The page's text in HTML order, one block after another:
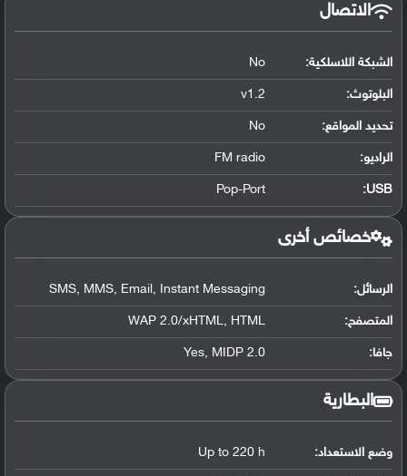
الاتصال
الشبكة اللاسلكية: No
البلوتوث:
v1.2
تحديد المواقع:
No
الراديو: FM radio
USB
:
Pop-Port
خصائص أخرى
الرسائل: SMS, MMS, Email, Instant Messaging
المتصفح: WAP 2.0/xHTML, HTML
جافا: Yes, MIDP 2.0
البطارية
وضع الاستعداد: Up to 220 h